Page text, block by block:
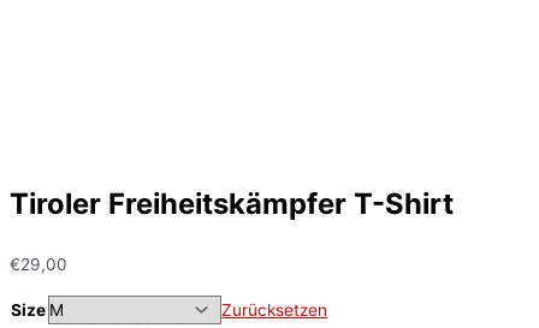
Tiroler Freiheitskämpfer T-Shirt
€29,00
Size
Zurücksetzen